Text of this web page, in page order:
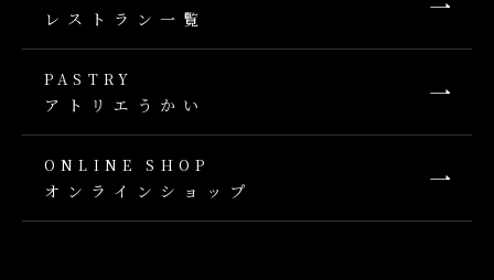
レストラン一覧
PASTRY
アトリエうかい
ONLINE SHOP
オンラインショップ